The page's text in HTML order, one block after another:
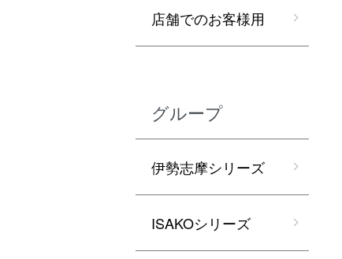
店舗でのお客様用
グループ
伊勢志摩シリーズ
ISAKOシリーズ